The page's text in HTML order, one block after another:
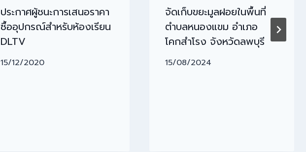
ประกาศผู้ชนะการเสนอราคา
ซื้ออุปกรณ์สำหรับห้องเรียน
DLTV
15/12/2020
จัดเก็บขยะมูลฝอยในพื้นที่
ตำบลหนองแขม อำเภอ
โคกสำโรง จังหวัดลพบุรี
15/08/2024